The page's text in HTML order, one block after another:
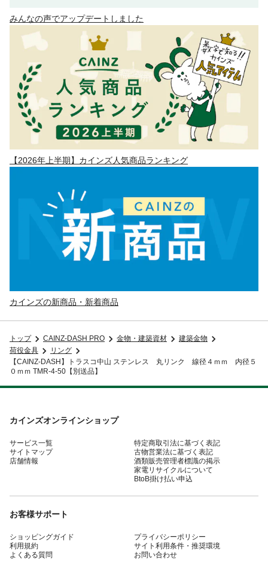
みんなの声でアップデートしました
【2026年上半期】カインズ人気商品ランキング
カインズの新商品・新着商品
トップ CAINZ-DASH PRO 金物・建築資材
建築金物
荷役金具
リング
【CAINZ-DASH】トラスコ中山 ステンレス 丸リンク 線径４ｍｍ 内径５
０ｍｍ TMR-4-50【別送品】
カインズオンラインショップ
サービス一覧
サイトマップ
店舗情報
特定商取引法に基づく表記
古物営業法に基づく表記
酒類販売管理者標識の掲示
家電リサイクルについて
BtoB掛け払い申込
お客様サポート
ショッピングガイド
利用規約
よくある質問
プライバシーポリシー
サイト利用条件・推奨環境
お問い合わせ